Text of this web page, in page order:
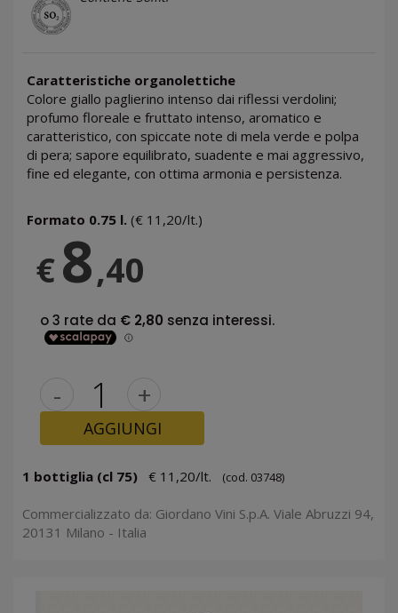
Caratteristiche organolettiche
Colore giallo paglierino intenso dai riflessi verdolini;
profumo floreale e fruttato intenso, aromatico e
caratteristico, con spiccate note di mela verde e polpa
di pera; sapore equilibrato, suadente e mai aggressivo,
fine ed elegante, con ottima armonia e persistenza.
Formato 0.75 l. (€ 11,20/lt.)
€8,40
- +
AGGIUNGI
1 bottiglia (cl 75) € 11,20/lt. (cod. 03748)
Commercializzato da: Giordano Vini S.p.A. Viale Abruzzi 94,
20131 Milano - Italia